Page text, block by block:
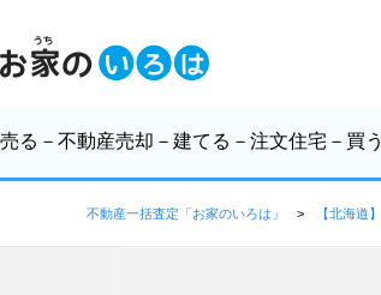
売る －不動産売却－ 建てる －注文住宅－ 買う
不動産一括査定「お家のいろは」 【北海道】